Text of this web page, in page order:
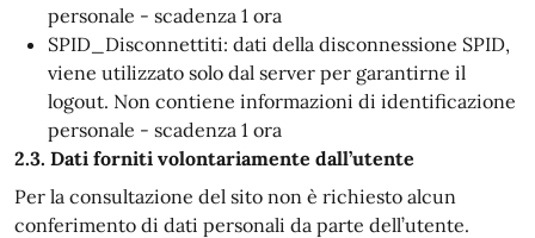
personale - scadenza 1 ora
SPID_Disconnettiti: dati della disconnessione SPID,
viene utilizzato solo dal server per garantirne il
logout. Non contiene informazioni di identificazione
personale - scadenza 1 ora
2.3. Dati forniti volontariamente dall’utente
Per la consultazione del sito non è richiesto alcun
conferimento di dati personali da parte dell’utente.